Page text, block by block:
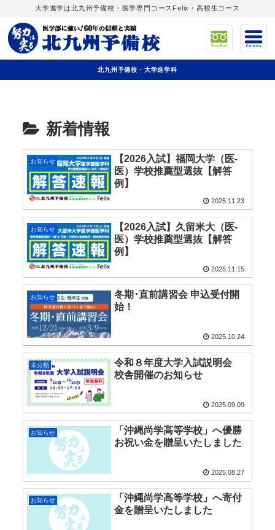
大学進学は北九州予備校・医学専門コースFelix・高校生コース
北九州予備校・大学進学科
新着情報
お知らせ
【2026入試】福岡大学（医-
医）学校推薦型選抜【解答
例】
2025.11.23
お知らせ
【2026入試】久留米大（医-
医）学校推薦型選抜【解答
例】
2025.11.15
お知らせ
冬期･直前講習会 申込受付開
始！
2025.10.24
未分類
令和８年度大学入試説明会
校舎開催のお知らせ
2025.09.09
お知らせ
「沖縄尚学高等学校」へ優勝
お祝い金を贈呈いたしました
2025.08.27
お知らせ
「沖縄尚学高等学校」へ寄付
金を贈呈いたしました